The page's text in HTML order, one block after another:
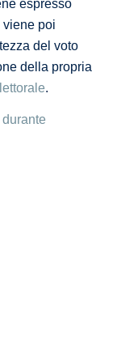
espresso
viene poi
del voto
della propria
.